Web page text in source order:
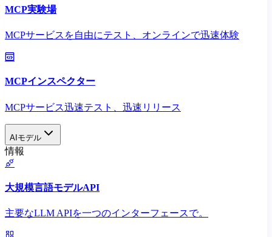
MCP実験場
MCPサービスを自由にテスト、オンラインで迅速体験
MCPインスペクター
MCPサービス迅速テスト、迅速リリース
AIモデル
情報
大規模言語モデルAPI
主要なLLM APIを一つのインターフェースで。